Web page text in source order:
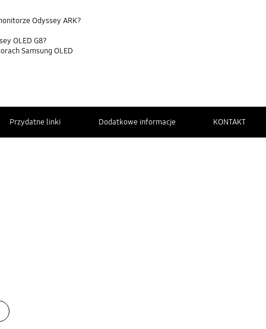
Odyssey ARK?
OLED G8?
Samsung OLED
Przydatne linki Dodatkowe informacje KONTAKT